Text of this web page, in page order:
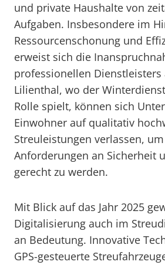
und private Haushalte von
Aufgaben. Insbesondere im
Ressourcenschonung und
erweist sich die
professionellen
Lilienthal, wo der
Rolle spielt, können sich
Einwohner auf qualitativ
Streuleistungen verlassen,
Anforderungen an Sicherheit
gerecht zu werden.
Mit Blick auf das Jahr 2025
Digitalisierung auch im
an Bedeutung. Innovative
GPS-gesteuerte